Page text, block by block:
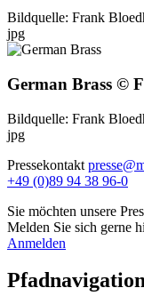
Bildquelle: Frank
jpg
German Brass ©
Bildquelle: Frank
jpg
Pressekontakt
+49 (0)89 94 38 96-0
Sie möchten unsere
Melden Sie sich gerne
Anmelden